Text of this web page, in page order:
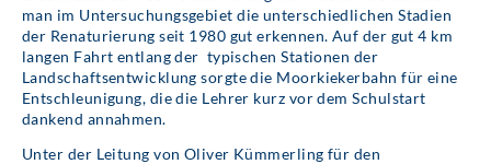
man im Untersuchungsgebiet die unterschiedlichen Stadien
der Renaturierung seit 1980 gut erkennen. Auf der gut 4 km
langen Fahrt entlang der typischen Stationen der
Landschaftsentwicklung sorgte die Moorkiekerbahn für eine
Entschleunigung, die die Lehrer kurz vor dem Schulstart
dankend annahmen.
Unter der Leitung von Oliver Kümmerling für den